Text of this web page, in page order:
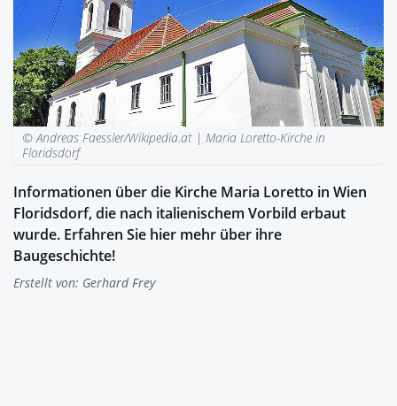
© Andreas Faessler/Wikipedia.at |Maria Loretto-Kirche in
Floridsdorf
Informationen über die Kirche Maria Loretto in Wien
Floridsdorf, die nach italienischem Vorbild erbaut
wurde. Erfahren Sie hier mehr über ihre
Baugeschichte!
Erstellt von: Gerhard Frey